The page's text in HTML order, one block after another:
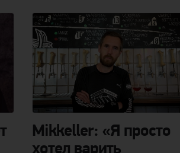
Mikkeller: «Я просто
хотел варить